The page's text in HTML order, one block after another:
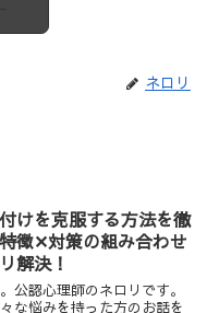
ネロリ
けを克服する方法を徹
徴✕対策の組み合わせ
解決！
公認心理師のネロリです。
な悩みを持った方のお話を